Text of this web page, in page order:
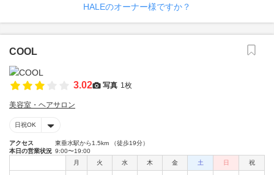
HALEのオーナー様ですか？
COOL
3.02 写真 1枚
美容室・ヘアサロン
日祝OK
アクセス
東垂水駅から1.5km （徒歩19分）
本日の営業状況 9:00〜19:00
月
火 水 木 金 土 日 祝